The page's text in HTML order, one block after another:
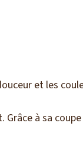
et les
Grâce à sa